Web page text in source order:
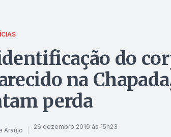
do
na
perda
Araújo 26 dezembro 2019 às 15h23